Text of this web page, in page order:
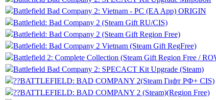
Battlefield Bad Company 2: Vietnam - PC (EA App) ORIGIN
Battlefield: Bad Company 2 (Steam Gift RU/CIS)
Battlefield: Bad Company 2 (Steam Gift Region Free)
Battlefield: Bad Company 2 Vietnam (Steam Gift RegFree)
Battlefield 2: Complete Collection (Steam Gift Region Free /
Battlefield Bad Company 2: SPECACT Kit Upgrade (Steam)
??BATTLEFIELD: BAD COMPANY 2(Steam Гифт РФ+ CIS)
??BATTLEFIELD: BAD COMPANY 2 (Steam)(Region Free)